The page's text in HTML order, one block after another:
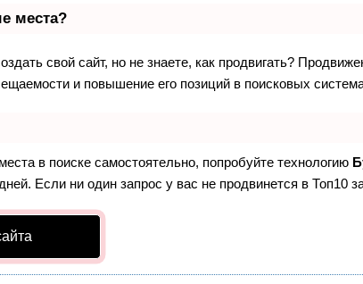
места?
свой сайт, но не знаете, как продвигать?
и повышение его позиций в поисковых
в поиске самостоятельно, попробуйте технологию
Если ни один запрос у вас не продвинется в Топ10